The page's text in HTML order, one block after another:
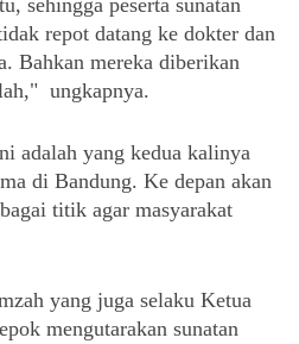
sehingga peserta sunatan
repot datang ke dokter dan
Bahkan mereka diberikan
ungkapnya.
adalah yang kedua kalinya
di Bandung. Ke depan akan
titik agar masyarakat
yang juga selaku Ketua
mengutarakan sunatan